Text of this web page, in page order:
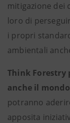
mitigazione dei
loro di
i propri
ambientali
Think
anche il
potranno
apposita